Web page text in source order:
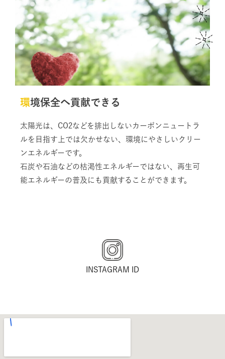
環境保全へ貢献できる
太陽光は、CO2などを排出しないカーボンニュートラ
ルを目指す上では欠かせない、環境にやさしいクリー
ンエネルギーです。
石炭や石油などの枯渇性エネルギーではない、再生可
能エネルギーの普及にも貢献することができます。
INSTAGRAM ID